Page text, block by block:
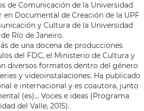
de Comunicación de la Universidad
en Documental de Creación de la UPF
y Cultura de la Universidad
Río de Janeiro.
de una docena de producciones
del FDC, el Ministerio de Cultura y
diversos formatos dentro del género
y videoinstalaciones. Ha publicado
e internacional y es coautora, junto
(es)… Voces e ideas (Programa
del Valle, 2015).